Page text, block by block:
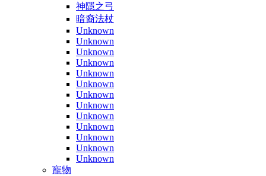
神隱之弓
暗裔法杖
Unknown
Unknown
Unknown
Unknown
Unknown
Unknown
Unknown
Unknown
Unknown
Unknown
Unknown
Unknown
Unknown
寵物